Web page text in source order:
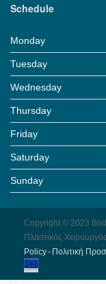
Schedule
Monday
Tuesday
Wednesday
Thursday
Friday
Saturday
Sunday
Copyright © 2023
Πλαστικός
Pol­icy - Πολιτική